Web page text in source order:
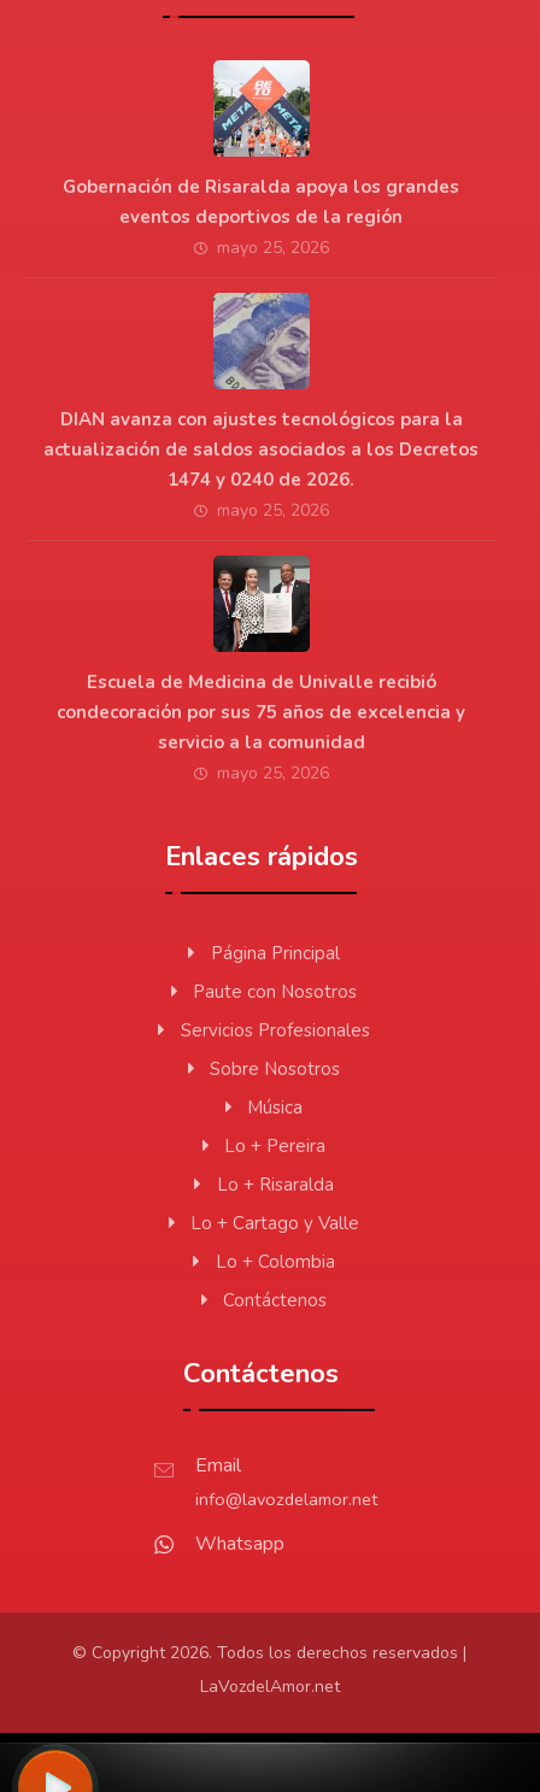
Gobernación de Risaralda apoya los grandes
eventos deportivos de la región
mayo 25, 2026
DIAN avanza con ajustes tecnológicos para la
actualización de saldos asociados a los Decretos
1474 y 0240 de 2026.
mayo 25, 2026
Escuela de Medicina de Univalle recibió
condecoración por sus 75 años de excelencia y
servicio a la comunidad
mayo 25, 2026
Enlaces rápidos
Página Principal
Paute con Nosotros
Servicios Profesionales
Sobre Nosotros
Música
Lo + Pereira
Lo + Risaralda
Lo + Cartago y Valle
Lo + Colombia
Contáctenos
Contáctenos
Email
info@lavozdelamor.net
Whatsapp
© Copyright 2026. Todos los derechos reservados |
LaVozdelAmor.net
Protección de Datos